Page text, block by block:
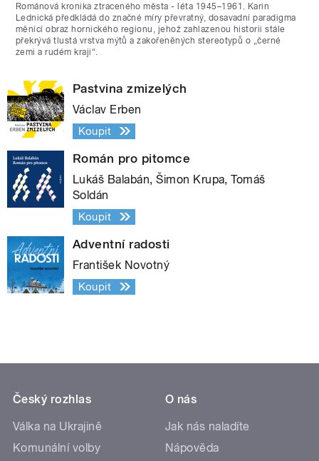
Románová kronika ztraceného města - léta 1945–1961. Karin
Lednická předkládá do značné míry převratný, dosavadní paradigma
měnící obraz hornického regionu, jehož zahlazenou historii stále
překrývá tlustá vrstva mýtů a zakořeněných stereotypů o „černé
zemi a rudém kraji“.
Pastvina zmizelých
Václav Erben
Koupit
Román pro pitomce
Lukáš Balabán, Šimon Krupa, Tomáš
Soldán
Koupit
Adventní radosti
František Novotný
Koupit
Český rozhlas
Válka na Ukrajině
Komunální volby
O nás
Jak nás naladíte
Nápověda